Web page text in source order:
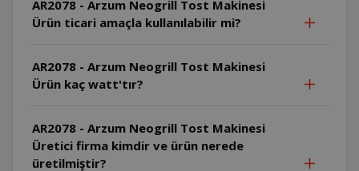
AR2078 - Arzum Neogrill Tost Makinesi
Ürün ticari amaçla kullanılabilir mi?
AR2078 - Arzum Neogrill Tost Makinesi
Ürün kaç watt'tır?
AR2078 - Arzum Neogrill Tost Makinesi
Üretici firma kimdir ve ürün nerede
üretilmiştir?